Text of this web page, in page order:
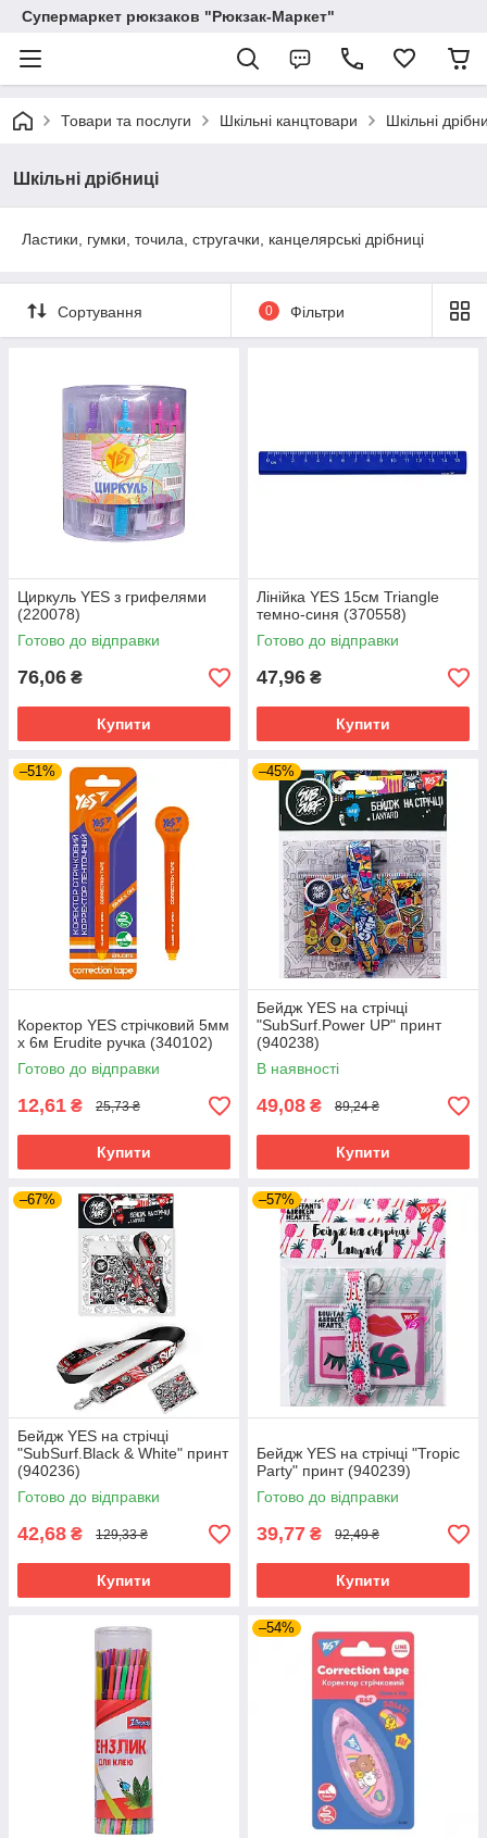
Супермаркет рюкзаков "Рюкзак-Маркет"
Товари та послуги Шкільні канцтовари Шкільні
Шкільні дрібниці
Ластики, гумки, точила, стругачки, канцелярські дрібниці
Сортування 0 Фільтри
Циркуль YES з грифелями
(220078)
Готово до відправки
76,06 ₴
Купити
Лінійка YES 15см Triangle
темно-синя (370558)
Готово до відправки
47,96 ₴
Купити
–51%
Коректор YES стрічковий 5мм
х 6м Erudite ручка (340102)
Готово до відправки
12,61 ₴ 25,73 ₴
Купити
–45%
Бейдж YES на стрічці
"SubSurf.Power UP" принт
(940238)
В наявності
49,08 ₴ 89,24 ₴
Купити
–67%
Бейдж YES на стрічці
"SubSurf.Black & White" принт
(940236)
Готово до відправки
42,68 ₴ 129,33 ₴
Купити
–57%
Бейдж YES на стрічці "Tropic
Party" принт (940239)
Готово до відправки
39,77 ₴ 92,49 ₴
Купити
–54%